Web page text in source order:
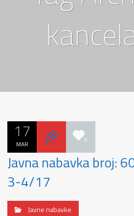
17
MAR 0
Javna nabavka broj:
3-4/17
Javne nabavke